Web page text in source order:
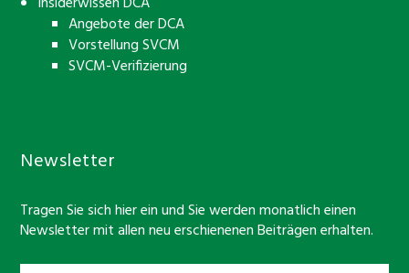
Angebote der DCA
Vorstellung SVCM
SVCM-Verifizierung
Newsletter
Tragen Sie sich hier ein und Sie werden monatlich einen
Newsletter mit allen neu erschienenen Beiträgen erhalten.